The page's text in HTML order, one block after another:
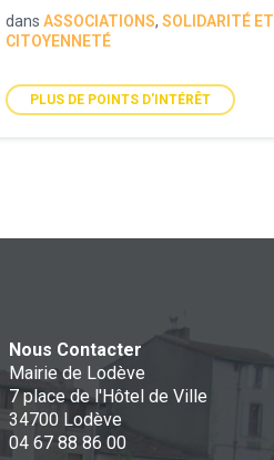
dansASSOCIATIONS,SOLIDARITÉ ET
CITOYENNETÉ
PLUS DE POINTS D'INTÉRÊT
Nous Contacter
Mairie de Lodève
7 place de l'Hôtel de Ville
34700 Lodève
04 67 88 86 00